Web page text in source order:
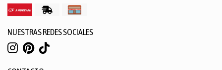
NUESTRAS REDES SOCIALES